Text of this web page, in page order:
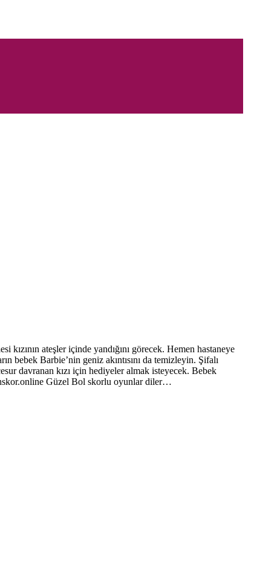
ateşler içinde yandığını görecek. Hemen hastaneye
bebek Barbie’nin geniz akıntısını da temizleyin. Şifalı
davranan kızı için hediyeler almak isteyecek. Bebek
Güzel Bol skorlu oyunlar diler…